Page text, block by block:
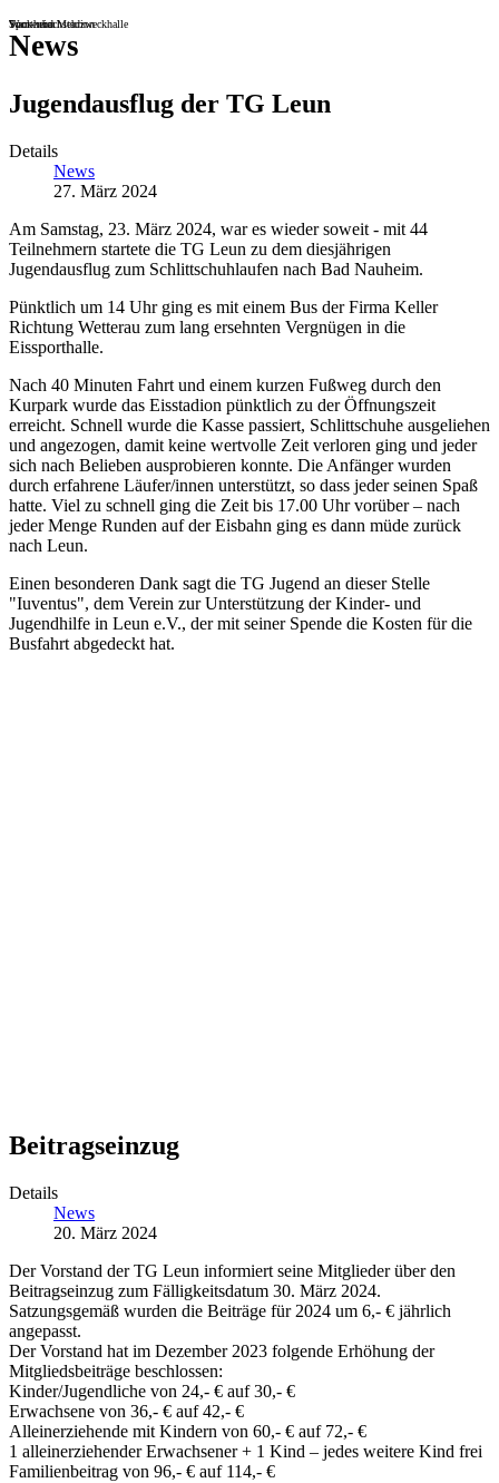
Sportheim
Turn- und Mehrzweckhalle
Wackenbachstadion
News
Jugendausflug der TG Leun
Details
News
27. März 2024
Am Samstag, 23. März 2024, war es wieder soweit - mit 44
Teilnehmern startete die TG Leun zu dem diesjährigen
Jugendausflug zum Schlittschuhlaufen nach Bad Nauheim.
Pünktlich um 14 Uhr ging es mit einem Bus der Firma Keller
Richtung Wetterau zum lang ersehnten Vergnügen in die
Eissporthalle.
Nach 40 Minuten Fahrt und einem kurzen Fußweg durch den
Kurpark wurde das Eisstadion pünktlich zu der Öffnungszeit
erreicht. Schnell wurde die Kasse passiert, Schlittschuhe ausgeliehen
und angezogen, damit keine wertvolle Zeit verloren ging und jeder
sich nach Belieben ausprobieren konnte. Die Anfänger wurden
durch erfahrene Läufer/innen unterstützt, so dass jeder seinen Spaß
hatte. Viel zu schnell ging die Zeit bis 17.00 Uhr vorüber – nach
jeder Menge Runden auf der Eisbahn ging es dann müde zurück
nach Leun.
Einen besonderen Dank sagt die TG Jugend an dieser Stelle
"Iuventus", dem Verein zur Unterstützung der Kinder- und
Jugendhilfe in Leun e.V., der mit seiner Spende die Kosten für die
Busfahrt abgedeckt hat.
Beitragseinzug
Details
News
20. März 2024
Der Vorstand der TG Leun informiert seine Mitglieder über den
Beitragseinzug zum Fälligkeitsdatum 30. März 2024.
Satzungsgemäß wurden die Beiträge für 2024 um 6,- € jährlich
angepasst.
Der Vorstand hat im Dezember 2023 folgende Erhöhung der
Mitgliedsbeiträge beschlossen:
Kinder/Jugendliche von 24,- € auf 30,- €
Erwachsene von 36,- € auf 42,- €
Alleinerziehende mit Kindern von 60,- € auf 72,- €
1 alleinerziehender Erwachsener + 1 Kind – jedes weitere Kind frei
Familienbeitrag von 96,- € auf 114,- €